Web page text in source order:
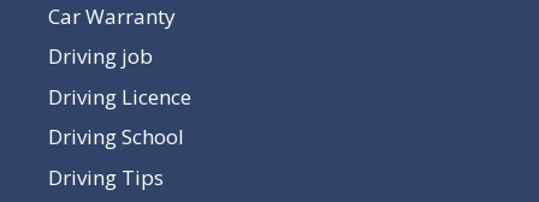
Car Warranty
Driving job
Driving Licence
Driving School
Driving Tips